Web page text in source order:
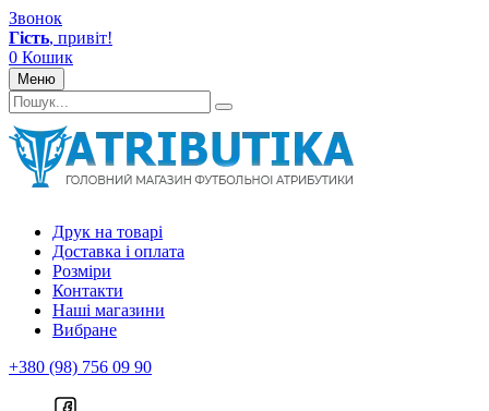
Звонок
Гість, привіт!
0 Кошик
Меню
Друк на товарі
Доставка і оплата
Розміри
Контакти
Наші магазини
Вибране
+380 (98) 756 09 90